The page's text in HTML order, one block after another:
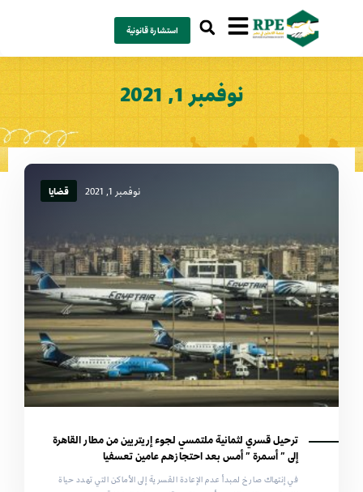
استشارة قانونية
نوفمبر 1, 2021
نوفمبر 1, 2021 قضايا
ترحيل قسري لثمانية ملتمسي لجوء إريتريين من مطار القاهرة
إلى ” أسمرة ” أمس بعد احتجازهم عامين تعسفيا
في إنتهاك صارخ لمبدأ عدم الإعادة القسرية إلى الأماكن التي تهدد حياة